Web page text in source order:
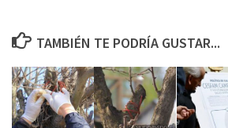
TAMBIÉN TE PODRÍA GUSTAR...